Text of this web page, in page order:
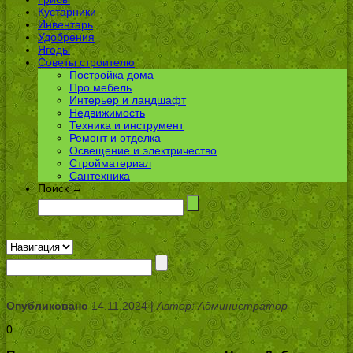
Кустарники
Инвентарь
Удобрения
Ягоды
Советы строителю
Постройка дома
Про мебель
Интерьер и ландшафт
Недвижимость
Техника и инструмент
Ремонт и отделка
Освещение и электричество
Стройматериал
Сантехника
Поиск →
Опубликовано14.11.2024 | Автор: Администратор
0